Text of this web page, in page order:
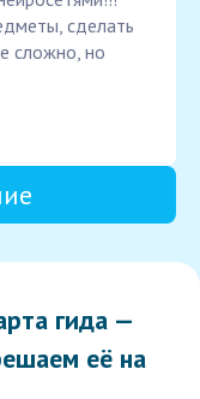
сделать
сложно, но
гида —
её на